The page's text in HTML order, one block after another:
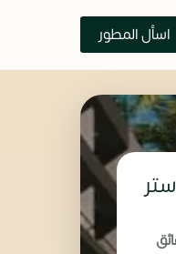
اسأل المطور